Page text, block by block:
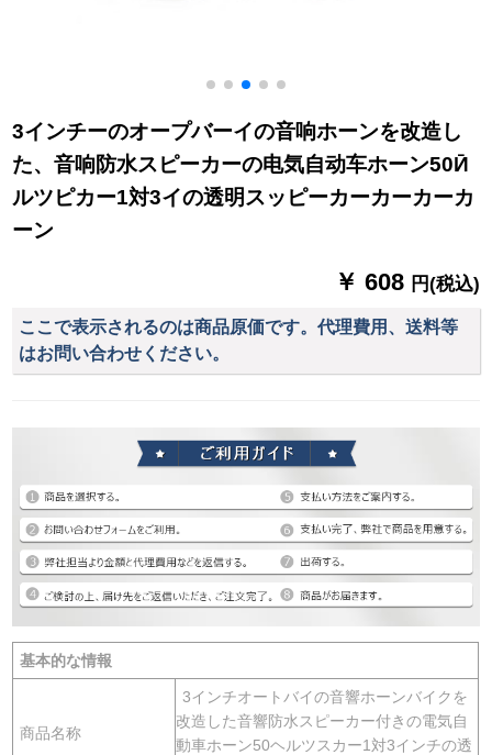
3インチーのオープバーイの音响ホーンを改造し
た、音响防水スピーカーの电気自动车ホーン50Ӣ
ルツピカー1対3イの透明スッピーカーカーカーカ
ーン
￥ 608 円(税込)
ここで表示されるのは商品原価です。代理費用、送料等
はお問い合わせください。
基本的な情報
商品名称
3インチオートバイの音響ホーンバイクを
改造した音響防水スピーカー付きの電気自
動車ホーン50ヘルツスカー1対3インチの透